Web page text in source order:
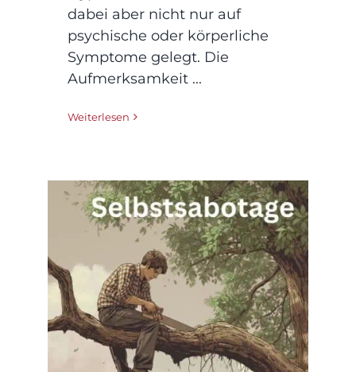
dabei aber nicht nur auf
psychische oder körperliche
Symptome gelegt. Die
Aufmerksamkeit ...
Weiterlesen
Wenn wir uns selbst
im Weg stehen –
Selbstsabotage
erkennen und
überwinden